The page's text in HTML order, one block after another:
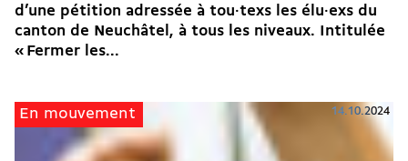
d’une pétition adressée à tou·texs les élu·exs du
canton de Neuchâtel, à tous les niveaux. Intitulée
« Fermer les...
En mouvement 14.10.2024